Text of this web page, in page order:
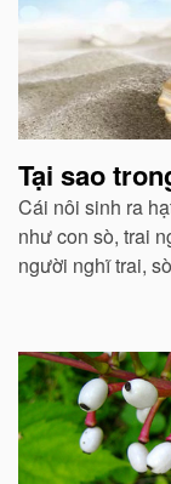
Tại sao
Cái nôi sinh ra
như con sò, trai
người nghĩ trai,